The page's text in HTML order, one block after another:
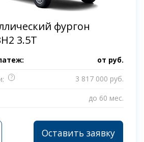
фургон
3.5T
от руб.
?
3 817 000 руб.
до 60 мес.
Оставить заявку